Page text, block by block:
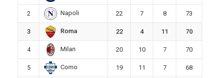
2 Napoli 22 7 8 73
3 Roma 22 4 11 70
4 Milan 20 10 7 70
5 Como 19 11 7 68